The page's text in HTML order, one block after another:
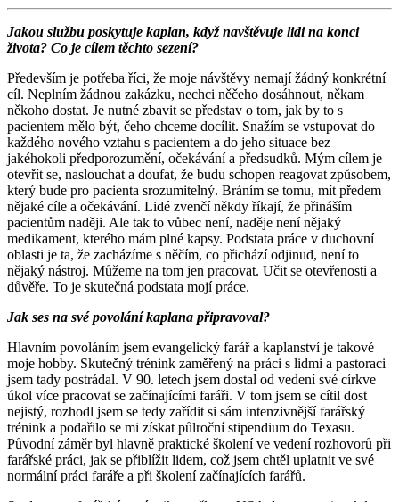
Jakou službu poskytuje kaplan, když navštěvuje lidi na konci
života? Co je cílem těchto sezení?
Především je potřeba říci, že moje návštěvy nemají žádný konkrétní
cíl. Neplním žádnou zakázku, nechci něčeho dosáhnout, někam
někoho dostat. Je nutné zbavit se představ o tom, jak by to s
pacientem mělo být, čeho chceme docílit. Snažím se vstupovat do
každého nového vztahu s pacientem a do jeho situace bez
jakéhokoli předporozumění, očekávání a předsudků. Mým cílem je
otevřít se, naslouchat a doufat, že budu schopen reagovat způsobem,
který bude pro pacienta srozumitelný. Bráním se tomu, mít předem
nějaké cíle a očekávání. Lidé zvenčí někdy říkají, že přináším
pacientům naději. Ale tak to vůbec není, naděje není nějaký
medikament, kterého mám plné kapsy. Podstata práce v duchovní
oblasti je ta, že zacházíme s něčím, co přichází odjinud, není to
nějaký nástroj. Můžeme na tom jen pracovat. Učit se otevřenosti a
důvěře. To je skutečná podstata mojí práce.
Jak ses na své povolání kaplana připravoval?
Hlavním povoláním jsem evangelický farář a kaplanství je takové
moje hobby. Skutečný trénink zaměřený na práci s lidmi a pastoraci
jsem tady postrádal. V 90. letech jsem dostal od vedení své církve
úkol více pracovat se začínajícími faráři. V tom jsem se cítil dost
nejistý, rozhodl jsem se tedy zařídit si sám intenzivnější farářský
trénink a podařilo se mi získat půlroční stipendium do Texasu.
Původní záměr byl hlavně praktické školení ve vedení rozhovorů při
farářské práci, jak se přiblížit lidem, což jsem chtěl uplatnit ve své
normální práci faráře a při školení začínajících farářů.